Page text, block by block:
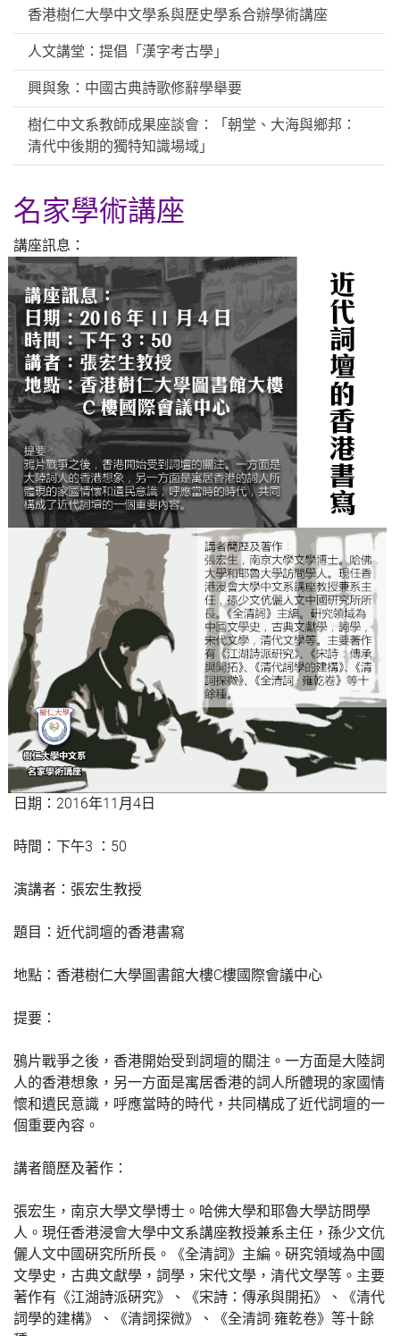
香港樹仁大學中文學系與歷史學系合辦學術講座
人文講堂：提倡「漢字考古學」
興與象：中國古典詩歌修辭學舉要
樹仁中文系教師成果座談會：「朝堂、大海與鄉邦：
清代中後期的獨特知識場域」
名家學術講座
講座訊息：
日期：2016年11月4日
時間：下午3 ：50
演講者：張宏生教授
題目：近代詞壇的香港書寫
地點：香港樹仁大學圖書館大樓C樓國際會議中心
提要：
鴉片戰爭之後，香港開始受到詞壇的關注。一方面是大陸詞
人的香港想象，另一方面是寓居香港的詞人所體現的家國情
懷和遺民意識，呼應當時的時代，共同構成了近代詞壇的一
個重要內容。
講者簡歷及著作：
張宏生，南京大學文學博士。哈佛大學和耶魯大學訪問學
人。現任香港浸會大學中文系講座教授兼系主任，孫少文伉
儷人文中國硏究所所長。《全清詞》主編。硏究領域為中國
文學史，古典文獻學，詞學，宋代文學，清代文學等。主要
著作有《江湖詩派硏究》、《宋詩：傳承與開拓》、《清代
詞學的建構》、《清詞探微》、《全清詞·雍乾卷》等十餘